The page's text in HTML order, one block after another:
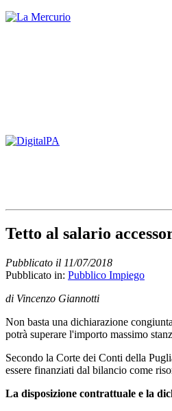
Tetto al salario
Pubblicato il 11/07/2018
Pubblicato in: Pubblico Impiego
di Vincenzo Giannotti
Non basta una dichiarazione
potrà superare l'importo massimo
Secondo la Corte dei Conti della
essere finanziati dal bilancio come
La disposizione contrattuale e la